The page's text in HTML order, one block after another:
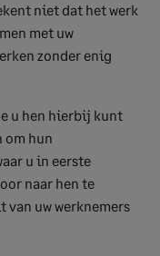
niet dat het werk
met uw
zonder enig
u hen hierbij kunt
om hun
u in eerste
naar hen te
uw werknemers